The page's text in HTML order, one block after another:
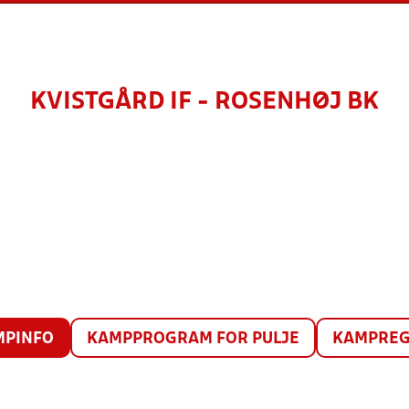
KVISTGÅRD IF - ROSENHØJ BK
KAMPPROGRAM FOR PULJE